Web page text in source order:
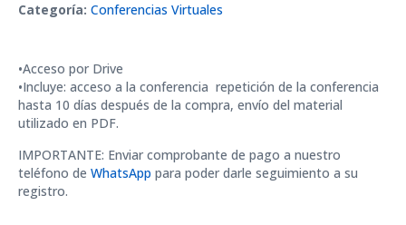
Categoría: Conferencias Virtuales
•Acceso por Drive
•Incluye: acceso a la conferencia repetición de la conferencia
hasta 10 días después de la compra, envío del material
utilizado en PDF.
IMPORTANTE: Enviar comprobante de pago a nuestro
teléfono de WhatsApp para poder darle seguimiento a su
registro.